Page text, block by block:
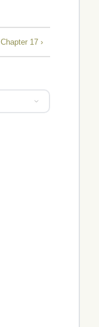
Chapter 17 ›